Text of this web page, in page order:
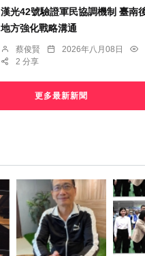
漢光42號驗證軍民協調機制 臺南
地方強化戰略溝通
蔡俊賢 2026年八月08日
2 分享
更多最新新聞